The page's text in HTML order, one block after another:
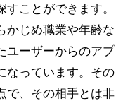
ことができます。
かじめ職業や年齢な
ユーザーからのアプ
なっています。その
で、その相手とは非